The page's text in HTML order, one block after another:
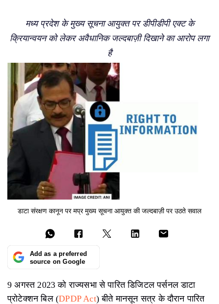
मध्य प्रदेश के मुख्य सूचना आयुक्त पर डीपीडीपी एक्ट के
क्रियान्वयन को लेकर अवैधानिक जल्दबाज़ी दिखाने का आरोप लगा
है
डाटा संरक्षण कानून पर मप्र मुख्य सूचना आयुक्त की जल्दबाज़ी पर उठते सवाल
Add as a preferred
source on Google
9 अगस्त 2023 को राज्यसभा से पारित डिजिटल पर्सनल डाटा
प्रोटेक्शन बिल (DPDP Act) बीते मानसून सत्र के दौरान पारित